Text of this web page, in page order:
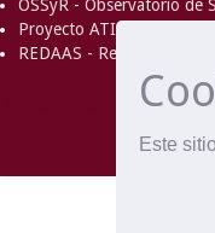
Este
OSSyR - Observatorio de
Proyecto ATICA
REDAAS - Red de Acceso